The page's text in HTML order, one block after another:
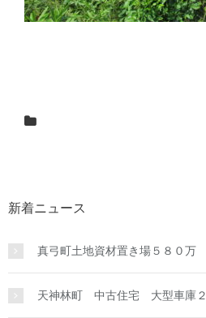
新着ニュース
真弓町土地資材置き場５８０万
天神林町 中古住宅 大型車庫